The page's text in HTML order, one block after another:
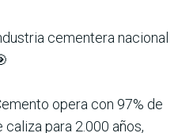
cementera nacional
opera con 97% de
para 2.000 años,